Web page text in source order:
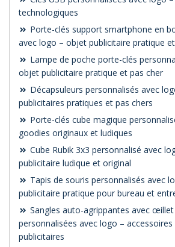
technologiques
Porte-clés support smartphone en
avec logo – objet publicitaire pratique
Lampe de poche porte-clés
objet publicitaire pratique et pas cher
Décapsuleurs personnalisés avec
publicitaires pratiques et pas chers
Porte-clés cube magique
goodies originaux et ludiques
Cube Rubik 3x3 personnalisé avec
publicitaire ludique et original
Tapis de souris personnalisés avec
publicitaire pratique pour bureau et
Sangles auto-agrippantes avec
personnalisées avec logo –
publicitaires